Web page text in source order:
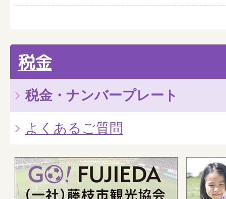
税金
税金・ナンバープレート
よくあるご質問